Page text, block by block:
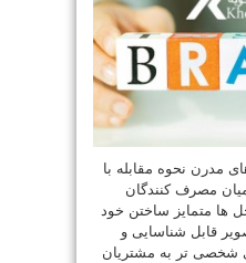
مدرن نحوه مقابله با
مصرف کنندگان
ها متمایز ساختن خود
قابل شناسایی و
شخصی تر به مشتریان